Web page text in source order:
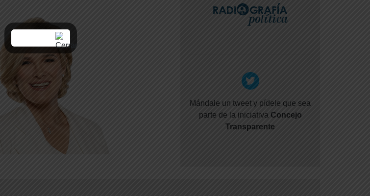
Mándale un tweet y pídele que sea
parte de la iniciativa Concejo
Transparente